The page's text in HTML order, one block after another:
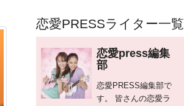
恋愛PRESSライター一覧
恋愛press編集
部
恋愛PRESS編集部で
す。 皆さんの恋愛ラ